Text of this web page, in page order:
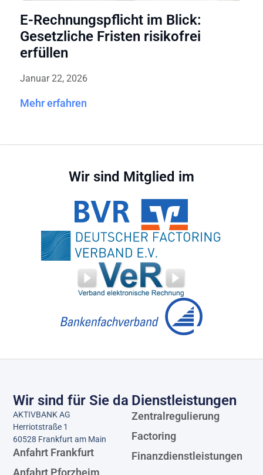
E-Rechnungspflicht im Blick:
Gesetzliche Fristen risikofrei
erfüllen
Januar 22, 2026
Mehr erfahren
Wir sind Mitglied im
Wir sind für Sie da
AKTIVBANK AG
Herriotstraße 1
60528 Frankfurt am Main
Anfahrt Frankfurt
Anfahrt Pforzheim
Dienstleistungen​
Zentralregulierung
Factoring
Finanzdienstleistungen